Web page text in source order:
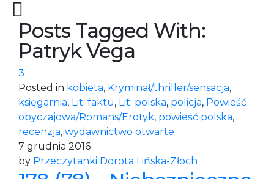
Posts Tagged With:
Patryk Vega
3
Posted in kobieta, Kryminał/thriller/sensacja,
księgarnia, Lit. faktu, Lit. polska, policja, Powieść
obyczajowa/Romans/Erotyk, powieść polska,
recenzja, wydawnictwo otwarte
7 grudnia 2016
by Przeczytanki Dorota Lińska-Złoch